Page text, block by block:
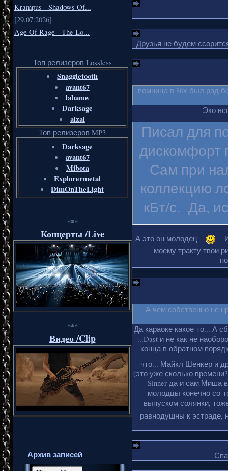
Krampus - Shadows Of...
[29.07.2026]
Age Of Rage - The Lo...
Топ релизеров Lossless
Snaggletooth
avant67
labanov
Darksage
alzal
Топ релизеров MP3
Darksage
avant67
Mibota
Explorermetal
DimOnTheLight
***
Концерты /Live
***
Видео /Clip
Архив записей
Друзья не будем
помница в 80х был рад
Эко
Писал для
дискомфорт
Сам при
коллекцию
кБт/с. Да,
А это он молодец
моему тракту твои
А чем собственно не
Да караоке какое-то... А
...Dast и не как не
конца в обратном
что... Майкл Шенкер и
(это уже сколько
Sinner да и сам Миша
молодцы конечно со-
выпуском солянки,
равнодушны к эстраде,